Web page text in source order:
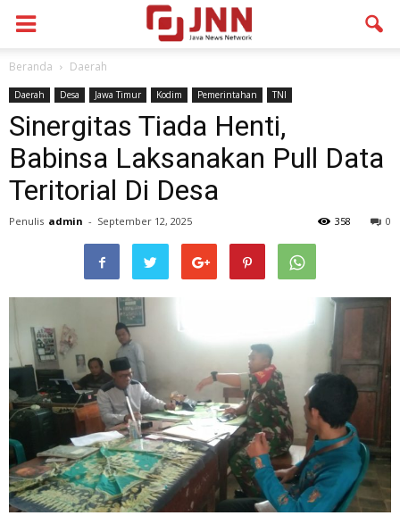
Beranda Daerah
Daerah Desa Jawa Timur Kodim Pemerintahan TNI
Sinergitas Tiada Henti,
Babinsa Laksanakan Pull Data
Teritorial Di Desa
Penulis admin - September 12, 2025 0
358